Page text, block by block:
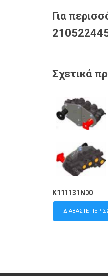
Για
Σχετικά
K111131N00
ΔΙΑΒΆΣΤΕ